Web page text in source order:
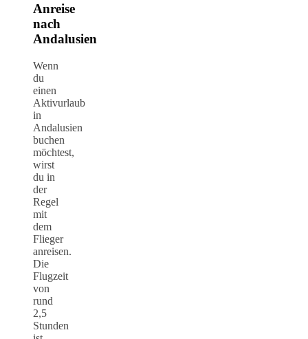
Anreise
nach
Andalusien
Wenn
du
einen
Aktivurlaub
in
Andalusien
buchen
möchtest,
wirst
du in
der
Regel
mit
dem
Flieger
anreisen.
Die
Flugzeit
von
rund
2,5
Stunden